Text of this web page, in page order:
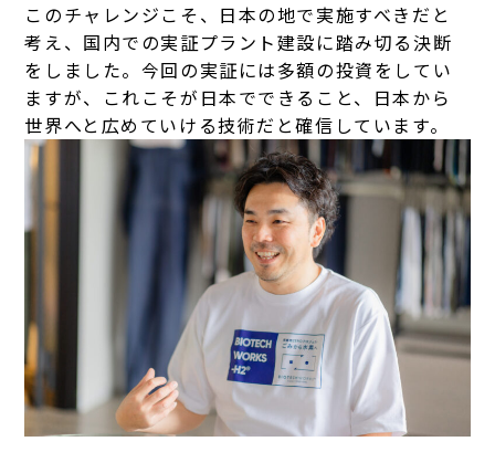
このチャレンジこそ、日本の地で実施すべきだと
考え、国内での実証プラント建設に踏み切る決断
をしました。今回の実証には多額の投資をしてい
ますが、これこそが日本でできること、日本から
世界へと広めていける技術だと確信しています。